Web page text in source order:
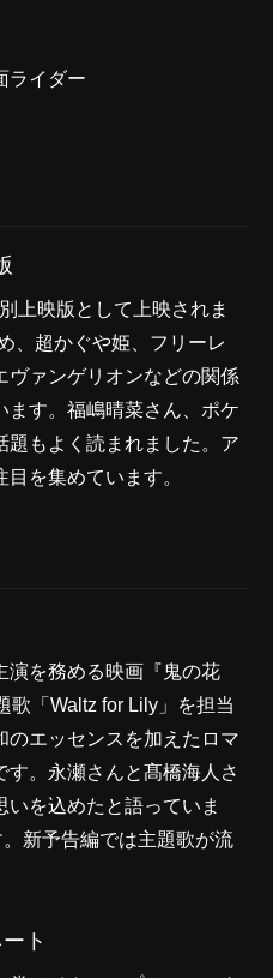
ライダー
上映版として上映されま
、超かぐや姫、フリーレ
ヴァンゲリオンなどの関係
ます。福嶋晴菜さん、ポケ
題もよく読まれました。ア
を集めています。
演を務める映画『鬼の花
歌「Waltz for Lily」を担当
のエッセンスを加えたロマ
す。永瀬さんと髙橋海人さ
いを込めたと語っていま
新予告編では主題歌が流
ト